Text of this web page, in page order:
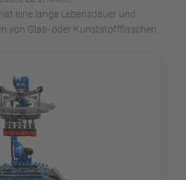
eine lange Lebensdauer und
von Glas- oder Kunststoffflaschen.